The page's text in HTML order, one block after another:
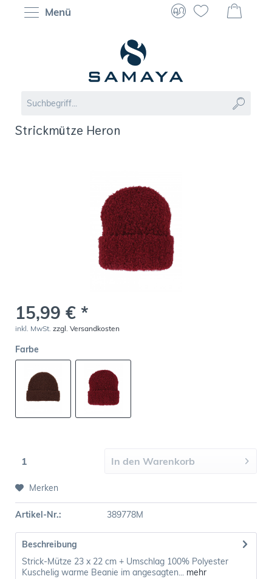
Menü
Strickmütze Heron
15,99 € *
inkl. MwSt. zzgl. Versandkosten
Farbe
In den Warenkorb
Merken
Artikel-Nr.: 389778M
Beschreibung
Strick-Mütze 23 x 22 cm + Umschlag 100% Polyester
Kuschelig warme Beanie im angesagten... mehr